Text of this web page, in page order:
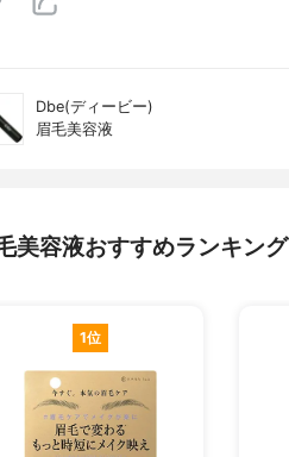
Dbe(ディービー)
眉毛美容液
美容液おすすめランキング
1位